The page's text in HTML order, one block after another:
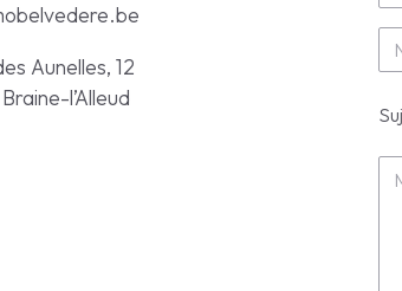
Aunelles, 12
l’Alleud